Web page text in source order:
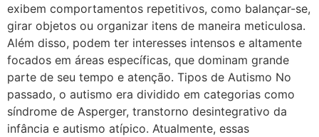
exibem comportamentos repetitivos, como balançar-se,
girar objetos ou organizar itens de maneira meticulosa.
Além disso, podem ter interesses intensos e altamente
focados em áreas específicas, que dominam grande
parte de seu tempo e atenção. Tipos de Autismo No
passado, o autismo era dividido em categorias como
síndrome de Asperger, transtorno desintegrativo da
infância e autismo atípico. Atualmente, essas